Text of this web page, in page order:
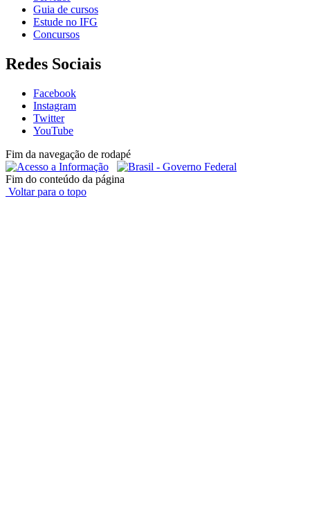
Guia de cursos
Estude no IFG
Concursos
Redes Sociais
Facebook
Instagram
Twitter
YouTube
Fim da navegação de rodapé
Fim do conteúdo da página
Voltar para o topo